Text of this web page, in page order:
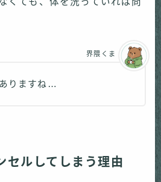
りますね…
界隈くま
セルしてしまう理由